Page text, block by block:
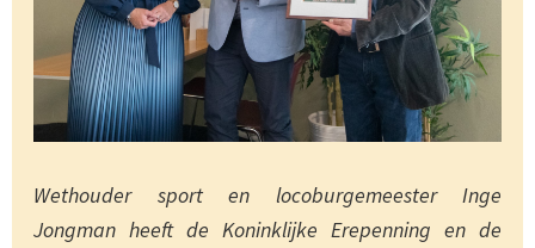
Wethouder sport en locoburgemeester Inge
Jongman heeft de Koninklijke Erepenning en de